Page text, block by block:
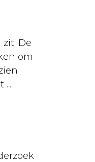
De
om
...